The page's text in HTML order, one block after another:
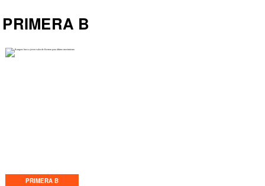
PRIMERA B
PRIMERA B